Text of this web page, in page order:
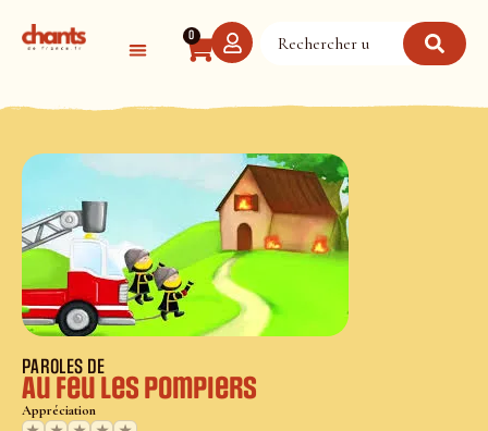
0
PAROLES DE
Au feu les pompiers
Appréciation